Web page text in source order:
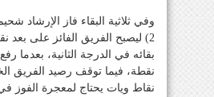
2) ليصبح الفريق الفائز على
نقطة، فيما توقف رصيد الفريق
نقاط ويات يحتاج لمعجرة الفوز